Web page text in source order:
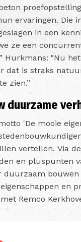
ervaringen. Die
in een
ze een
Hurkmans: "Nu
dat is straks
zien.”
duurzame
'De mooie
vertellen. Via
en pluspunten
duurzaam
en
Remco